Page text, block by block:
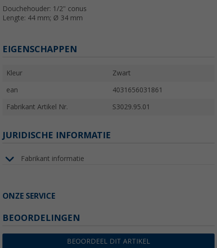
Douchehouder: 1/2" conus
Lengte: 44 mm; Ø 34 mm
EIGENSCHAPPEN
Kleur Zwart
ean 4031656031861
Fabrikant Artikel Nr. S3029.95.01
JURIDISCHE INFORMATIE
Fabrikant informatie
ONZE SERVICE
BEOORDELINGEN
BEOORDEEL DIT ARTIKEL